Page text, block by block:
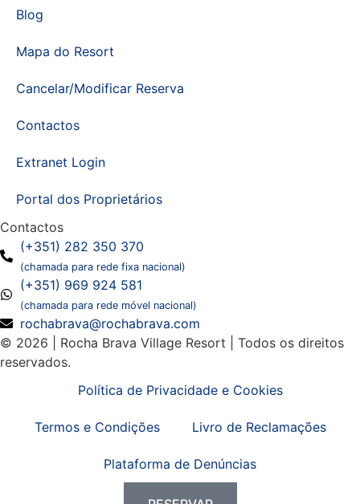
Blog
Mapa do Resort
Cancelar/Modificar Reserva
Contactos
Extranet Login
Portal dos Proprietários
Contactos
(+351) 282 350 370
(chamada para rede fixa nacional)
(+351) 969 924 581
(chamada para rede móvel nacional)
rochabrava@rochabrava.com
© 2026 | Rocha Brava Village Resort | Todos os direitos
reservados.
Política de Privacidade e Cookies
Termos e Condições Livro de Reclamações
Plataforma de Denúncias